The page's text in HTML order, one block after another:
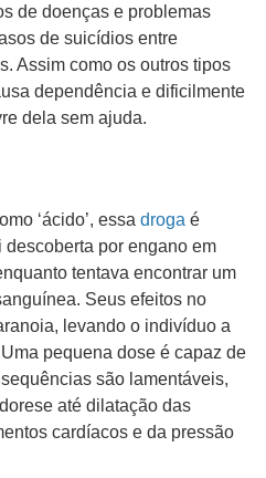
de doenças e problemas
de suicídios entre
Assim como os outros tipos
dependência e dificilmente
dela sem ajuda.
‘ácido’, essa droga é
descoberta por engano em
tentava encontrar um
Seus efeitos no
levando o indivíduo a
pequena dose é capaz de
são lamentáveis,
até dilatação das
cardíacos e da pressão